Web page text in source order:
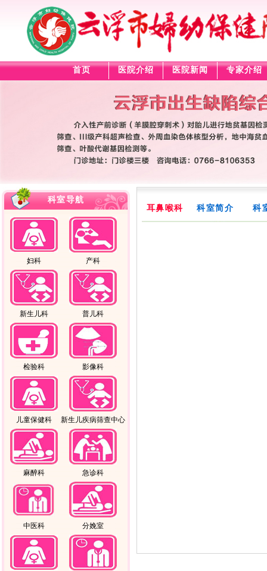
首页 医院介绍 医院新闻 专家介绍
科室导航
妇科 产科
新生儿科 普儿科
检验科 影像科
儿童保健科 新生儿疾病筛查中心
麻醉科 急诊科
中医科 分娩室
耳鼻喉科 科室简介 科